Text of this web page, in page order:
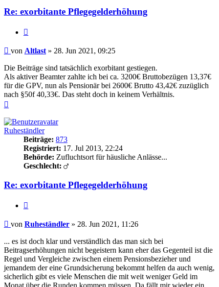
Re: exorbitante Pflegegelderhöhung
Beitrag
von Altlast » 28. Jun 2021, 09:25
Die Beiträge sind tatsächlich exorbitant gestiegen.
Als aktiver Beamter zahlte ich bei ca. 3200€ Bruttobezügen 13,37€
für die GPV, nun als Pensionär bei 2600€ Brutto 43,42€ zuzüglich
nach §50f 40,33€. Das steht doch in keinem Verhältnis.
Ruheständler
Beiträge: 873
Registriert: 17. Jul 2013, 22:24
Behörde: Zufluchtsort für häusliche Anlässe...
Geschlecht:
Re: exorbitante Pflegegelderhöhung
Beitrag
von Ruheständler » 28. Jun 2021, 11:26
... es ist doch klar und verständlich das man sich bei
Beitragserhöhungen nicht begeistern kann eher das Gegenteil ist die
Regel und Vergleiche zwischen einem Pensionsbezieher und
jemandem der eine Grundsicherung bekommt helfen da auch wenig,
sicherlich gibt es viele Menschen die mit weit weniger Geld im
Monat über die Runden kommen müssen. Da fällt mir wieder ein